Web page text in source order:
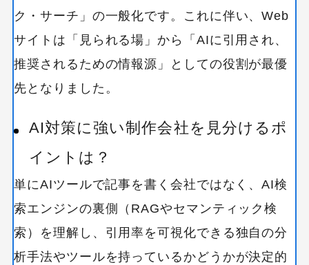
ク・サーチ」の一般化です。これに伴い、Web
サイトは「見られる場」から「AIに引用され、
推奨されるための情報源」としての役割が最優
先となりました。
AI対策に強い制作会社を見分けるポ
イントは？
単にAIツールで記事を書く会社ではなく、AI検
索エンジンの裏側（RAGやセマンティック検
索）を理解し、引用率を可視化できる独自の分
析手法やツールを持っているかどうかが決定的